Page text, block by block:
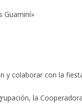
Guaminí»
y colaborar con la
la